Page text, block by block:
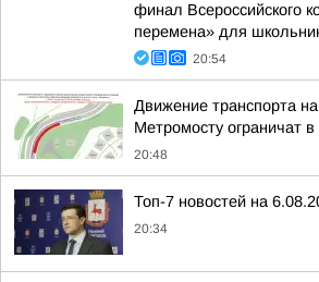
финал Всероссийского
перемена» для
20:54
Движение транспорта на
Метромосту ограничат
20:48
Топ-7 новостей на
20:34